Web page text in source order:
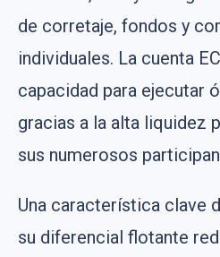
de corretaje, fondos y
individuales. La cuenta
capacidad para ejecutar
gracias a la alta liquidez
sus numerosos
Una característica clave
su diferencial flotante